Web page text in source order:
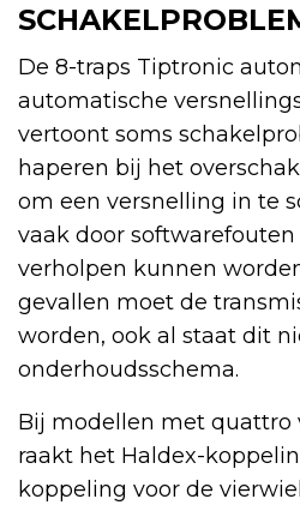
De 8-traps Tiptronic
automatische
vertoont soms
haperen bij het
om een versnelling in te
vaak door
verholpen kunnen
gevallen moet de
worden, ook al staat dit
onderhoudsschema.
Bij modellen met quattro
raakt het Haldex-
koppeling voor de